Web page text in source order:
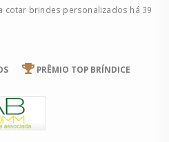
cotar brindes personalizados há 39
PRÊMIO TOP BRÍNDICE